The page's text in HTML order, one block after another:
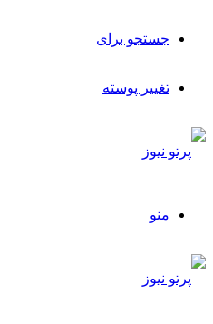
جستجو برای
تغییر پوسته
منو